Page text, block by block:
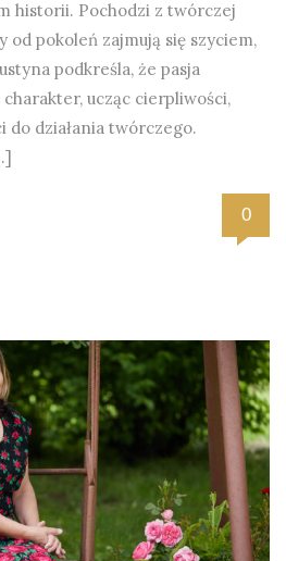
historii. Pochodzi z twórczej
pokoleń zajmują się szyciem,
podkreśla, że pasja
ucząc cierpliwości,
do działania twórczego.
0